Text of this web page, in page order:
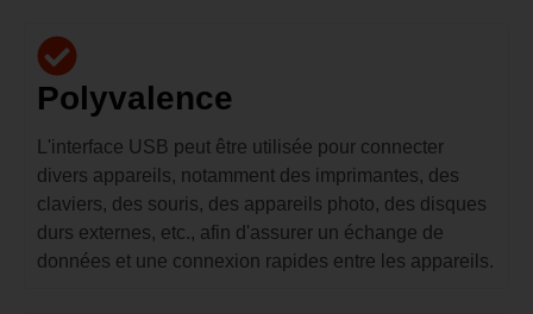
Polyvalence
L'interface USB peut être utilisée pour connecter
divers appareils, notamment des imprimantes, des
claviers, des souris, des appareils photo, des disques
durs externes, etc., afin d'assurer un échange de
données et une connexion rapides entre les appareils.